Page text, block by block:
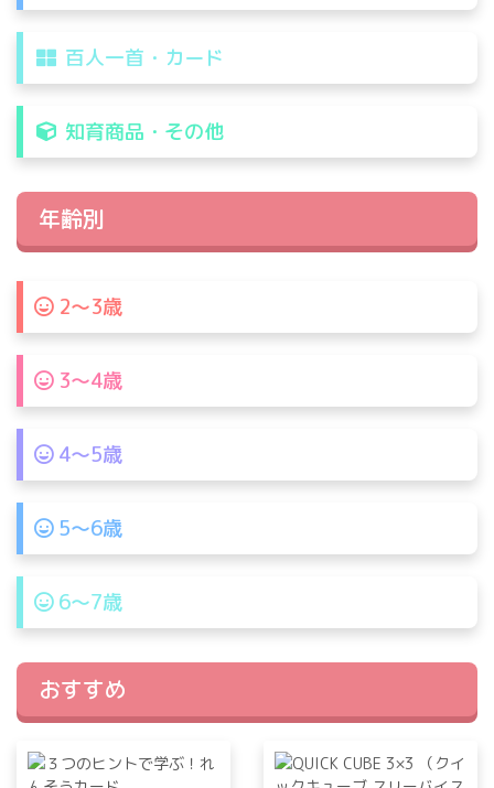
百人一首・カード
知育商品・その他
年齢別
2〜3歳
3〜4歳
4〜5歳
5〜6歳
6〜7歳
おすすめ